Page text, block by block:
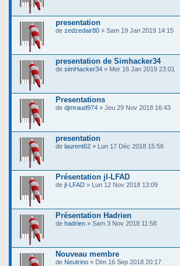
presentation
de zedzedair80 » Sam 19 Jan 2019 14:15
presentation de Simhacker34
de simHacker34 » Mer 16 Jan 2019 23:01
Presentations
de djmraud974 » Jeu 29 Nov 2018 16:43
presentation
de laurent62 » Lun 17 Déc 2018 15:56
Présentation jl-LFAD
de jl-LFAD » Lun 12 Nov 2018 13:09
Présentation Hadrien
de hadrien » Sam 3 Nov 2018 11:58
Nouveau membre
de Neutrino » Dim 16 Sep 2018 20:17